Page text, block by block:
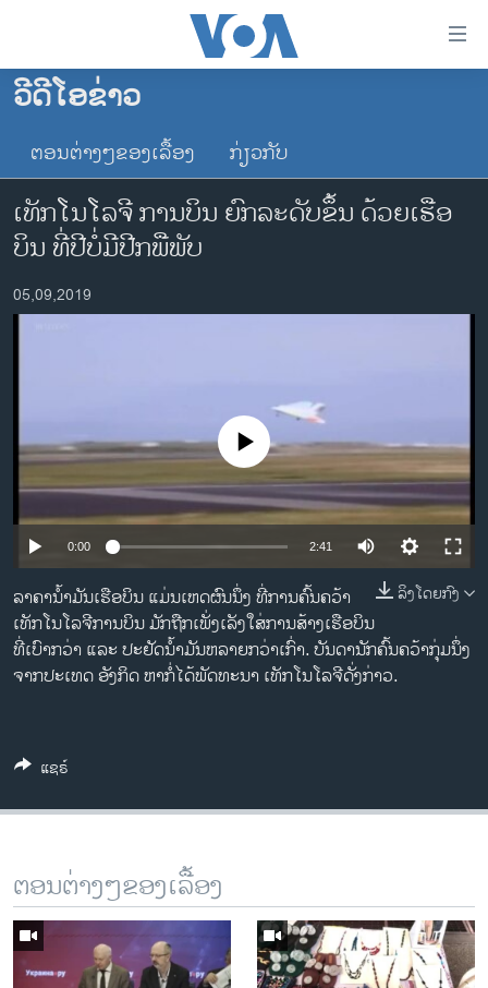
ເຂົ້າ
ຂ້າມ
ຂ້າມ
ໄປ
ຫາ
ຊອກ
ຄົ້ນ
ໂຮມເພຈ
ລາວ
ອາເມຣິກາ
ການເລືອກຕັ້ງ ປະທານາທີບໍດີ ສະຫະລັດ 2024
ໂລກ
ຊຸມຊົນຊາວລາວ
ວິທະຍາສາດ-ເທັກໂນໂລຈີ
ທຸລະກິດ
ພາສາອັງກິດ
ວີດີໂອ
ສຽງ
ວີດີໂອຂ່າວ
ຕອນຕ່າງໆຂອງເລື້ອງ ກ່ຽວກັບ
ເທັກ​ໂນ​ໂລ​ຈີ ການ​ບິນ ຍົກ​ລະ​ດັບ​ຂຶ້ນ ດ້ວຍ​ເຮືອ​
ບິນ ທີ່​ປີບໍ່​ມີ​ປີກພື​ພັບ
05,09,2019
No media source currently available
0:00 2:41
ລິງໂດຍກົງ
ລາ​ຄາ​ນ້ຳ​ມັນ​ເຮືອ​ບິນ ແມ່ນ​ເຫດ​ຜົນ​ນຶ່ງ ​ທີ່​ການ​ຄົ້ນ​ຄວ້າ​
ເທັກ​ໂນ​ໂລ​ຈີ​ການ​ບິນ ​ມັກ​ຖືກເພັ່ງເລັງໃສ່ການສ້າງເຮືອບິນ
ທີ່ເບົາກວ່າ ແລະ ປະຢັດນ້ຳມັນຫລາຍກວ່າເກົ່າ. ບັນດານັກຄົ້ນຄວ້າກຸ່ມນຶ່ງ
ຈາກປະເທດ ອັງກິດ ຫາກໍ່ໄດ້ພັດທະນາ ເທັກໂນໂລຈີດັ່ງກ່າວ.
ແຊຣ໌
ຕອນຕ່າງໆຂອງເລື້ອງ